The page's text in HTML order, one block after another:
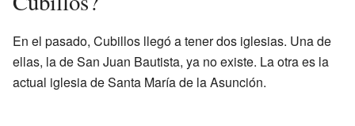
En el pasado, Cubillos llegó a tener dos iglesias. Una de
ellas, la de San Juan Bautista, ya no existe. La otra es la
actual iglesia de Santa María de la Asunción.